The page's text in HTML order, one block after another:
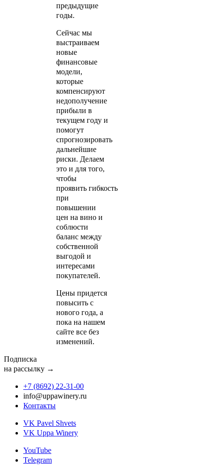
предыдущие
годы.
Сейчас мы
выстраиваем
новые
финансовые
модели,
которые
компенсируют
недополучение
прибыли в
текущем году и
помогут
спрогнозировать
дальнейшие
риски. Делаем
это и для того,
чтобы
проявить гибкость
при
повышении
цен на вино и
соблюсти
баланс между
собственной
выгодой и
интересами
покупателей.
Цены придется
повысить с
нового года, а
пока на нашем
сайте все без
изменений.
Подписка
на рассылку →
+7 (8692) 22‑31‑00
info@uppawinery.ru
Контакты
VK Pavel Shvets
VK Uppa Winery
YouTube
Telegram